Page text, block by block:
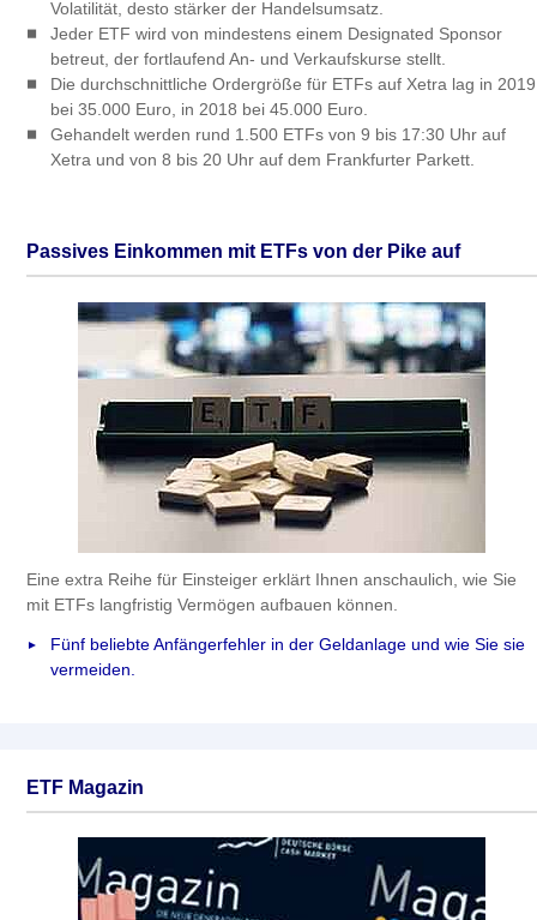
Volatilität, desto stärker der Handelsumsatz.
Jeder ETF wird von mindestens einem Designated Sponsor
betreut, der fortlaufend An- und Verkaufskurse stellt.
Die durchschnittliche Ordergröße für ETFs auf Xetra lag in 2019
bei 35.000 Euro, in 2018 bei 45.000 Euro.
Gehandelt werden rund 1.500 ETFs von 9 bis 17:30 Uhr auf
Xetra und von 8 bis 20 Uhr auf dem Frankfurter Parkett.
Passives Einkommen mit ETFs von der Pike auf
Eine extra Reihe für Einsteiger erklärt Ihnen anschaulich, wie Sie
mit ETFs langfristig Vermögen aufbauen können.
Fünf beliebte Anfängerfehler in der Geldanlage und wie Sie sie
vermeiden.
ETF Magazin